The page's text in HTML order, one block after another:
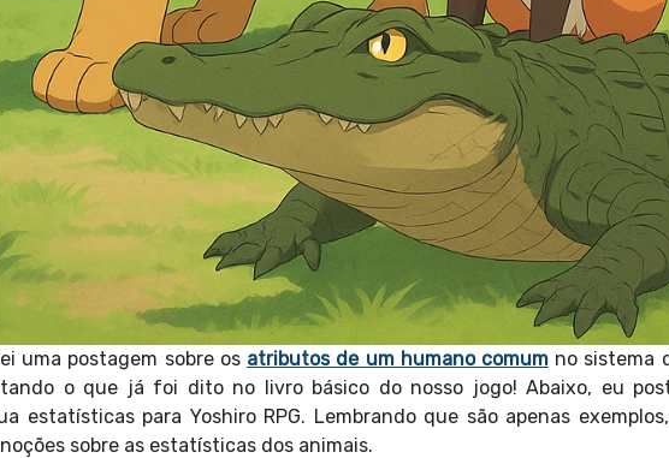
uma postagem sobre os atributos de um humano comumno sistema
o que já foi dito no livro básico do nosso jogo! Abaixo, eu
estatísticas para Yoshiro RPG. Lembrando que são apenas
sobre as estatísticas dos animais.